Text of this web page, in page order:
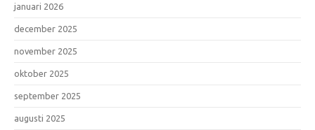
januari 2026
december 2025
november 2025
oktober 2025
september 2025
augusti 2025